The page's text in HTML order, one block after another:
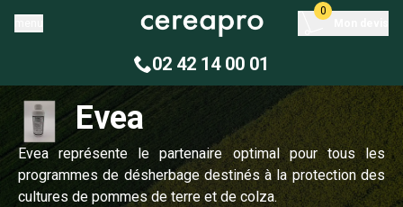
0
02 42 14 00 01
Evea
Evea représente le partenaire optimal pour tous les
programmes de désherbage destinés à la protection des
cultures de pommes de terre et de colza.